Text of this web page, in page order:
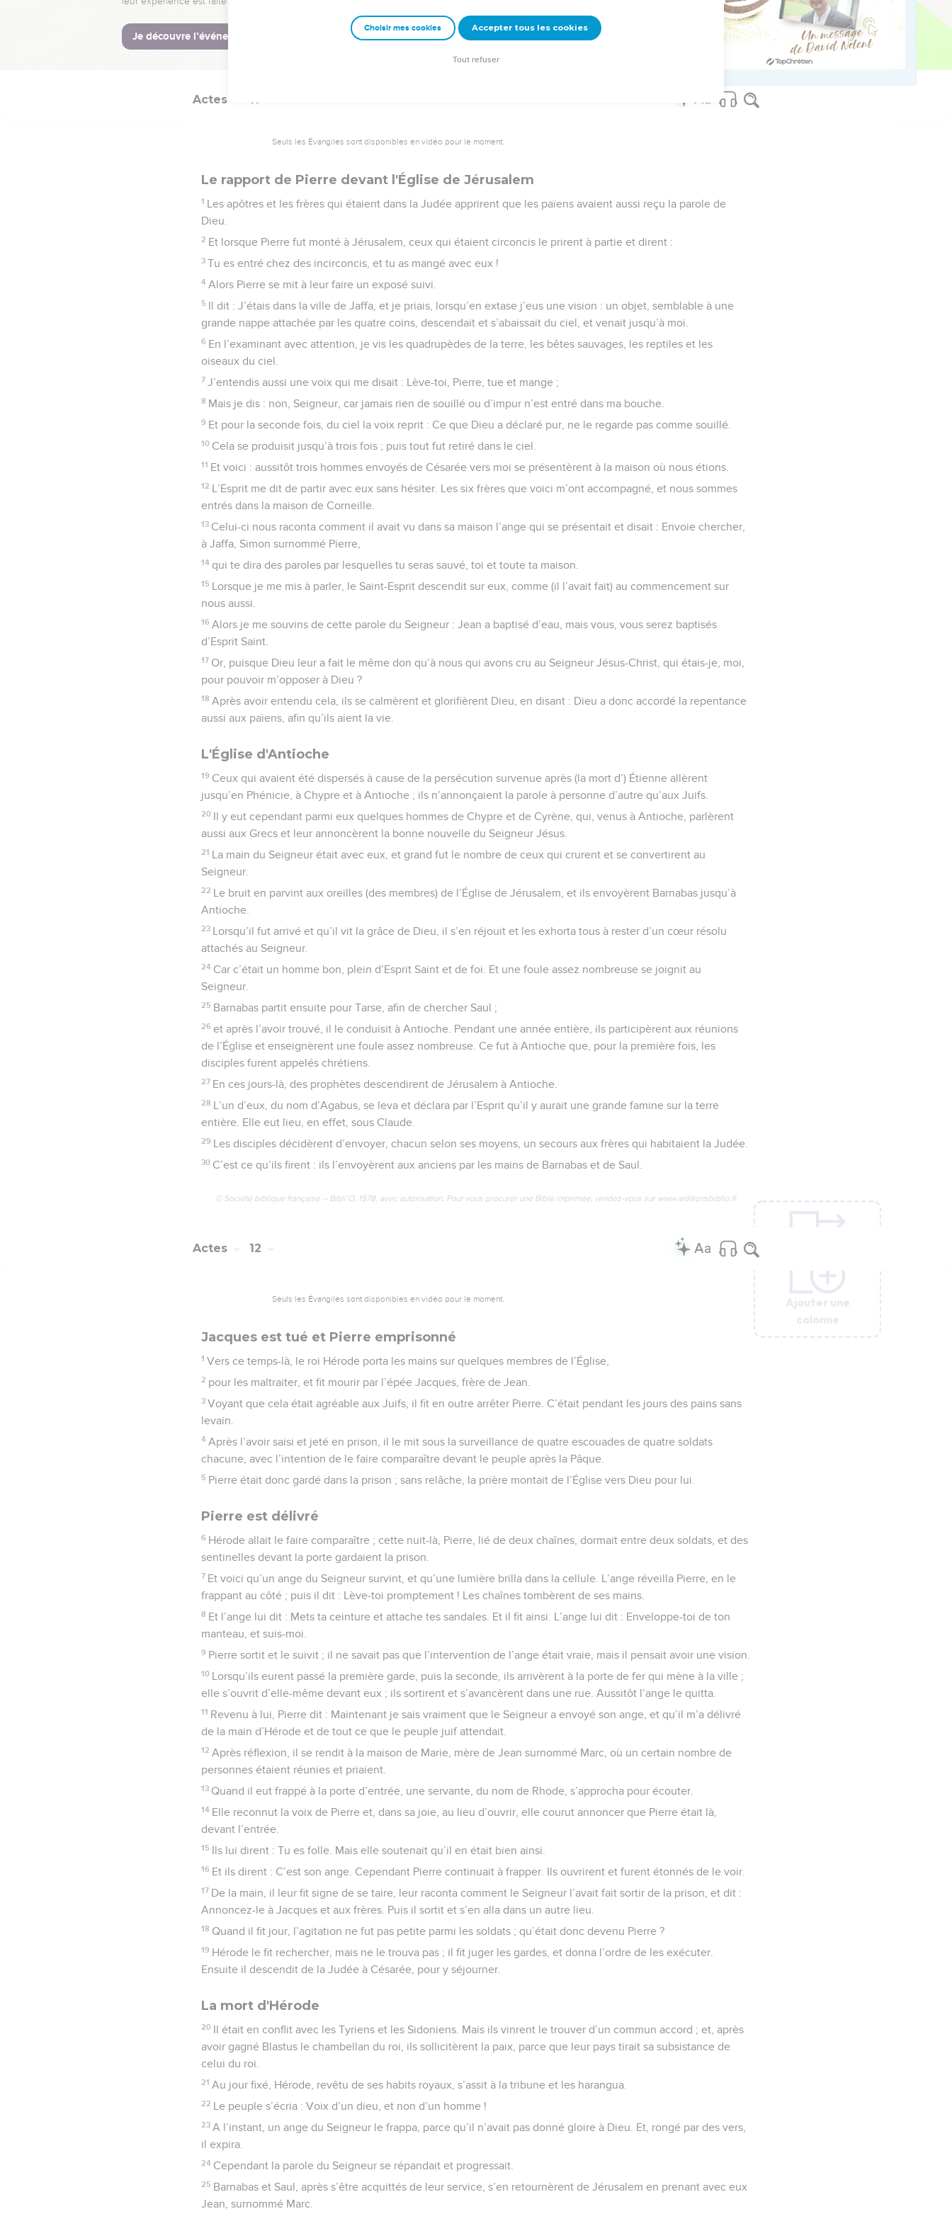
48 Il ordonna de les baptiser au nom de Jésus-Christ. Ils lui demandèrent alors de rester là quelques jours.
© Société biblique française – Bibli’O, 1978, avec autorisation. Pour vous procurer une Bible imprimée, rendez-vous sur www.editionsbiblio.fr
Ajouter une
colonne
Seuls les Évangiles sont disponibles en vidéo pour le moment.
Le rapport de Pierre devant l'Église de Jérusalem
1 Les apôtres et les frères qui étaient dans la Judée apprirent que les païens avaient aussi reçu la parole de
Dieu.
2 Et lorsque Pierre fut monté à Jérusalem, ceux qui étaient circoncis le prirent à partie et dirent :
3 Tu es entré chez des incirconcis, et tu as mangé avec eux !
4 Alors Pierre se mit à leur faire un exposé suivi.
5 Il dit : J’étais dans la ville de Jaffa, et je priais, lorsqu’en extase j’eus une vision : un objet, semblable à une
grande nappe attachée par les quatre coins, descendait et s’abaissait du ciel, et venait jusqu’à moi.
6 En l’examinant avec attention, je vis les quadrupèdes de la terre, les bêtes sauvages, les reptiles et les
oiseaux du ciel.
7 J’entendis aussi une voix qui me disait : Lève-toi, Pierre, tue et mange ;
8 Mais je dis : non, Seigneur, car jamais rien de souillé ou d’impur n’est entré dans ma bouche.
9 Et pour la seconde fois, du ciel la voix reprit : Ce que Dieu a déclaré pur, ne le regarde pas comme souillé.
10 Cela se produisit jusqu’à trois fois ; puis tout fut retiré dans le ciel.
11 Et voici : aussitôt trois hommes envoyés de Césarée vers moi se présentèrent à la maison où nous étions.
12 L’Esprit me dit de partir avec eux sans hésiter. Les six frères que voici m’ont accompagné, et nous sommes
entrés dans la maison de Corneille.
13 Celui-ci nous raconta comment il avait vu dans sa maison l’ange qui se présentait et disait : Envoie chercher,
à Jaffa, Simon surnommé Pierre,
14 qui te dira des paroles par lesquelles tu seras sauvé, toi et toute ta maison.
15 Lorsque je me mis à parler, le Saint-Esprit descendit sur eux, comme (il l’avait fait) au commencement sur
nous aussi.
16 Alors je me souvins de cette parole du Seigneur : Jean a baptisé d’eau, mais vous, vous serez baptisés
d’Esprit Saint.
17 Or, puisque Dieu leur a fait le même don qu’à nous qui avons cru au Seigneur Jésus-Christ, qui étais-je, moi,
pour pouvoir m’opposer à Dieu ?
18 Après avoir entendu cela, ils se calmèrent et glorifièrent Dieu, en disant : Dieu a donc accordé la repentance
aussi aux païens, afin qu’ils aient la vie.
L'Église d'Antioche
19 Ceux qui avaient été dispersés à cause de la persécution survenue après (la mort d’) Étienne allèrent
jusqu’en Phénicie, à Chypre et à Antioche ; ils n’annonçaient la parole à personne d’autre qu’aux Juifs.
20 Il y eut cependant parmi eux quelques hommes de Chypre et de Cyrène, qui, venus à Antioche, parlèrent
aussi aux Grecs et leur annoncèrent la bonne nouvelle du Seigneur Jésus.
21 La main du Seigneur était avec eux, et grand fut le nombre de ceux qui crurent et se convertirent au
Seigneur.
22 Le bruit en parvint aux oreilles (des membres) de l’Église de Jérusalem, et ils envoyèrent Barnabas jusqu’à
Antioche.
23 Lorsqu’il fut arrivé et qu’il vit la grâce de Dieu, il s’en réjouit et les exhorta tous à rester d’un cœur résolu
attachés au Seigneur.
24 Car c’était un homme bon, plein d’Esprit Saint et de foi. Et une foule assez nombreuse se joignit au
Seigneur.
25 Barnabas partit ensuite pour Tarse, afin de chercher Saul ;
26 et après l’avoir trouvé, il le conduisit à Antioche. Pendant une année entière, ils participèrent aux réunions
de l’Église et enseignèrent une foule assez nombreuse. Ce fut à Antioche que, pour la première fois, les
disciples furent appelés chrétiens.
27 En ces jours-là, des prophètes descendirent de Jérusalem à Antioche.
28 L’un d’eux, du nom d’Agabus, se leva et déclara par l’Esprit qu’il y aurait une grande famine sur la terre
entière. Elle eut lieu, en effet, sous Claude.
29 Les disciples décidèrent d’envoyer, chacun selon ses moyens, un secours aux frères qui habitaient la Judée.
30 C’est ce qu’ils firent : ils l’envoyèrent aux anciens par les mains de Barnabas et de Saul.
© Société biblique française – Bibli’O, 1978, avec autorisation. Pour vous procurer une Bible imprimée, rendez-vous sur www.editionsbiblio.fr
Ajouter une
colonne
Actes 12
Seuls les Évangiles sont disponibles en vidéo pour le moment.
Jacques est tué et Pierre emprisonné
1 Vers ce temps-là, le roi Hérode porta les mains sur quelques membres de l’Église,
2 pour les maltraiter, et fit mourir par l’épée Jacques, frère de Jean.
3 Voyant que cela était agréable aux Juifs, il fit en outre arrêter Pierre. C’était pendant les jours des pains sans
levain.
4 Après l’avoir saisi et jeté en prison, il le mit sous la surveillance de quatre escouades de quatre soldats
chacune, avec l’intention de le faire comparaître devant le peuple après la Pâque.
5 Pierre était donc gardé dans la prison ; sans relâche, la prière montait de l’Église vers Dieu pour lui.
Pierre est délivré
6 Hérode allait le faire comparaître ; cette nuit-là, Pierre, lié de deux chaînes, dormait entre deux soldats, et des
sentinelles devant la porte gardaient la prison.
7 Et voici qu’un ange du Seigneur survint, et qu’une lumière brilla dans la cellule. L’ange réveilla Pierre, en le
frappant au côté ; puis il dit : Lève-toi promptement ! Les chaînes tombèrent de ses mains.
8 Et l’ange lui dit : Mets ta ceinture et attache tes sandales. Et il fit ainsi. L’ange lui dit : Enveloppe-toi de ton
manteau, et suis-moi.
9 Pierre sortit et le suivit ; il ne savait pas que l’intervention de l’ange était vraie, mais il pensait avoir une vision.
10 Lorsqu’ils eurent passé la première garde, puis la seconde, ils arrivèrent à la porte de fer qui mène à la ville ;
elle s’ouvrit d’elle-même devant eux ; ils sortirent et s’avancèrent dans une rue. Aussitôt l’ange le quitta.
11 Revenu à lui, Pierre dit : Maintenant je sais vraiment que le Seigneur a envoyé son ange, et qu’il m’a délivré
de la main d’Hérode et de tout ce que le peuple juif attendait.
12 Après réflexion, il se rendit à la maison de Marie, mère de Jean surnommé Marc, où un certain nombre de
personnes étaient réunies et priaient.
13 Quand il eut frappé à la porte d’entrée, une servante, du nom de Rhode, s’approcha pour écouter.
14 Elle reconnut la voix de Pierre et, dans sa joie, au lieu d’ouvrir, elle courut annoncer que Pierre était là,
devant l’entrée.
15 Ils lui dirent : Tu es folle. Mais elle soutenait qu’il en était bien ainsi.
16 Et ils dirent : C’est son ange. Cependant Pierre continuait à frapper. Ils ouvrirent et furent étonnés de le voir.
17 De la main, il leur fit signe de se taire, leur raconta comment le Seigneur l’avait fait sortir de la prison, et dit :
Annoncez-le à Jacques et aux frères. Puis il sortit et s’en alla dans un autre lieu.
18 Quand il fit jour, l’agitation ne fut pas petite parmi les soldats ; qu’était donc devenu Pierre ?
19 Hérode le fit rechercher, mais ne le trouva pas ; il fit juger les gardes, et donna l’ordre de les exécuter.
Ensuite il descendit de la Judée à Césarée, pour y séjourner.
La mort d'Hérode
20 Il était en conflit avec les Tyriens et les Sidoniens. Mais ils vinrent le trouver d’un commun accord ; et, après
avoir gagné Blastus le chambellan du roi, ils sollicitèrent la paix, parce que leur pays tirait sa subsistance de
celui du roi.
21 Au jour fixé, Hérode, revêtu de ses habits royaux, s’assit à la tribune et les harangua.
22 Le peuple s’écria : Voix d’un dieu, et non d’un homme !
23 A l’instant, un ange du Seigneur le frappa, parce qu’il n’avait pas donné gloire à Dieu. Et, rongé par des vers,
il expira.
24 Cependant la parole du Seigneur se répandait et progressait.
25 Barnabas et Saul, après s’être acquittés de leur service, s’en retournèrent de Jérusalem en prenant avec eux
Jean, surnommé Marc.
Ajouter une
colonne
Ajouter une
colonne
Ajouter une
colonne
Ajouter une
colonne
Choisir mes cookies Accepter tous les cookies
Tout refuser